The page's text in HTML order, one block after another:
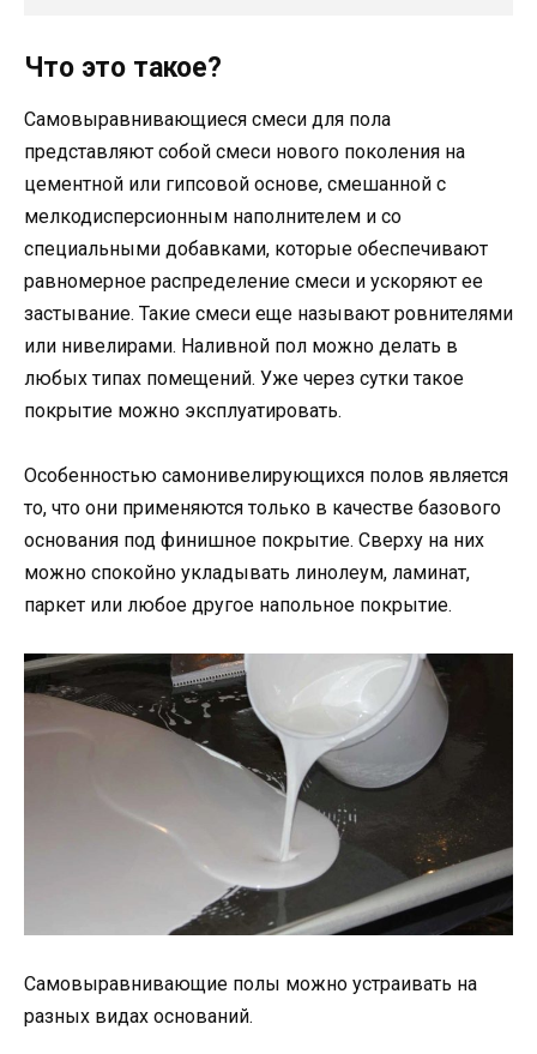
Что это такое?
Самовыравнивающиеся смеси для пола
представляют собой смеси нового поколения на
цементной или гипсовой основе, смешанной с
мелкодисперсионным наполнителем и со
специальными добавками, которые обеспечивают
равномерное распределение смеси и ускоряют ее
застывание. Такие смеси еще называют ровнителями
или нивелирами. Наливной пол можно делать в
любых типах помещений. Уже через сутки такое
покрытие можно эксплуатировать.
Особенностью самонивелирующихся полов является
то, что они применяются только в качестве базового
основания под финишное покрытие. Сверху на них
можно спокойно укладывать линолеум, ламинат,
паркет или любое другое напольное покрытие.
Самовыравнивающие полы можно устраивать на
разных видах оснований.